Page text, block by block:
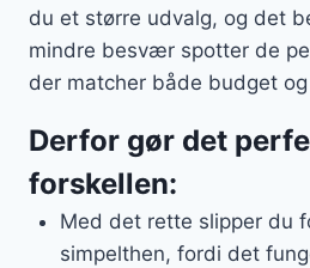
du et større udvalg, og det
mindre besvær spotter de
der matcher både budget
Derfor gør det
forskellen:
Med det rette slipper du
simpelthen, fordi det